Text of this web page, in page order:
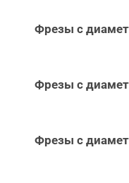
Фрезы с
Фрезы с
Фрезы с